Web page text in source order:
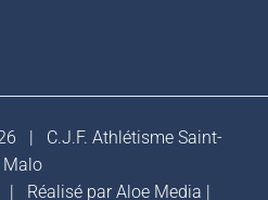
| C.J.F. Athlétisme Saint-
Malo
| Réalisé parAloe Media